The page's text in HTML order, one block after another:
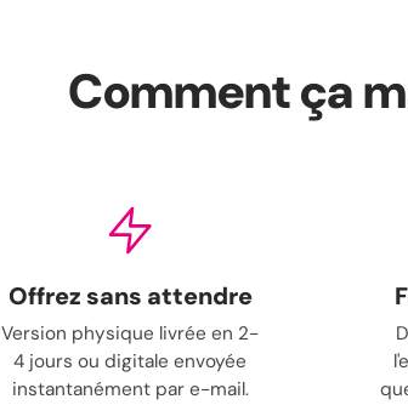
Comment ça
Offrez sans attendre
Version physique livrée en 2-
4 jours ou digitale envoyée
instantanément par e-mail.